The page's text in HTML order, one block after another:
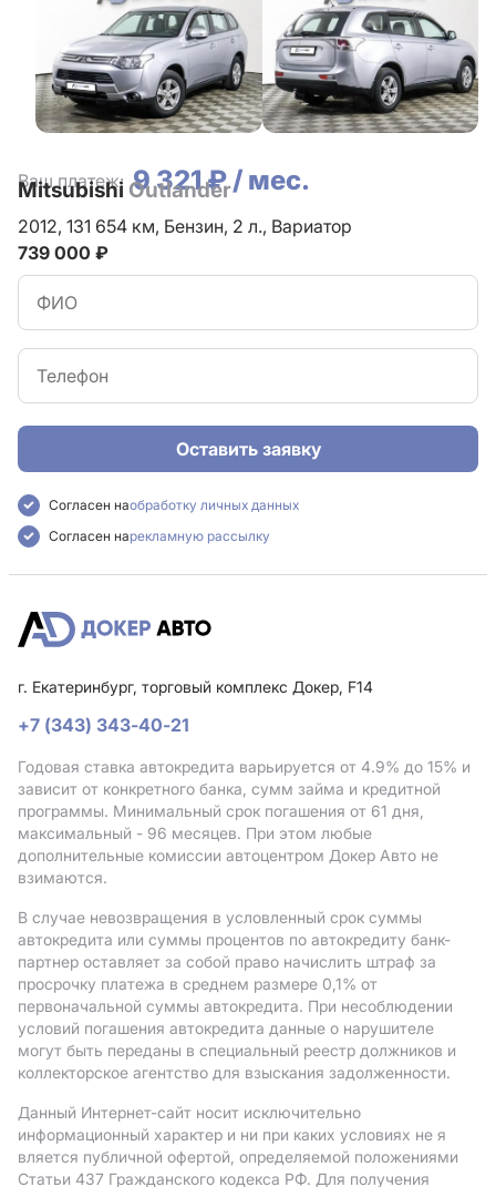
Ваш платеж: 9 321 ₽ / мес.
Оставить заявку
Согласен наобработку личных данных
Согласен нарекламную рассылку
Mitsubishi Outlander
2012, 131 654 км, Бензин, 2 л., Вариатор
739 000 ₽
г. Екатеринбург, торговый комплекс Докер, F14
+7 (343) 343-40-21
Годовая ставка автокредита варьируется от 4.9% до 15% и
зависит от конкретного банка, сумм займа и кредитной
программы. Минимальный срок погашения от 61 дня,
максимальный - 96 месяцев. При этом любые
дополнительные комиссии автоцентром Докер Авто не
взимаются.
В случае невозвращения в условленный срок суммы
автокредита или суммы процентов по автокредиту банк-
партнер оставляет за собой право начислить штраф за
просрочку платежа в среднем размере 0,1% от
первоначальной суммы автокредита. При несоблюдении
условий погашения автокредита данные о нарушителе
могут быть переданы в специальный реестр должников и
коллекторское агентство для взыскания задолженности.
Данный Интернет-сайт носит исключительно
информационный характер и ни при каких условиях не я
вляется публичной офертой, определяемой положениями
Статьи 437 Гражданского кодекса РФ. Для получения